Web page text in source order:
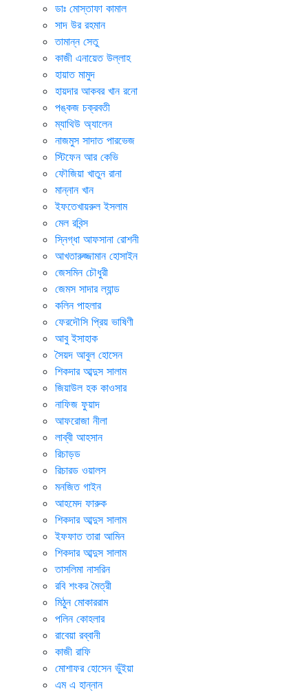
ডাঃ মোস্তাফা কামাল
সাদ উর রহমান
তামান্ন সেতু
কাজী এনায়েত উল্লাহ
হায়াত মামুদ
হায়দার আকবর খান রনো
পঙ্কজ চক্রবতী
ম্যাথিউ অ্যালেন
নাজমুস সাদাত পারভেজ
স্টিফেন আর কেভি
ফৌজিয়া খাতুন রানা
মান্নান খান
ইফতেখায়রুল ইসলাম
মেল রবিন্স
স্নিগ্ধা আফসানা রোশনী
আখতারুজ্জামান হোসাইন
জেসমিন চৌধুরী
জেমস সাদার ল্যান্ড
কলিন পাহলার
ফেরদৌসি প্রিয় ভাষিণী
আবু ইসাহাক
সৈয়দ আবুল হোসেন
শিকদার আব্দুস সালাম
জিয়াউল হক কাওসার
নাফিজ ফুয়াদ
আফরোজা নীলা
লাব্বী আহসান
রিচাড়ড
রিচারড ওয়ালস
মনজিত গাইন
আহমেদ ফারুক
শিকদার আব্দুস সালাম
ইফফাত তারা আমিন
শিকদার আব্দুস সালাম
তাসলিমা নাসরিন
রবি শংকর মৈত্রী
মিঠুন মোকাররাম
পলিন কোহলার
রাবেয়া রব্বানী
কাজী রাফি
মোশাফর হোসেন ভুঁইয়া
এম এ হান্নান